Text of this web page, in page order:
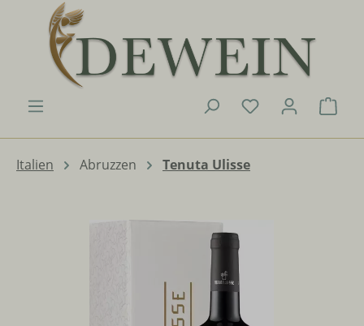
Zum Hauptinhalt springen
Du hast 0
Italien Abruzzen Tenuta Ulisse